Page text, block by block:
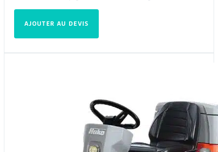
AJOUTER AU DEVIS